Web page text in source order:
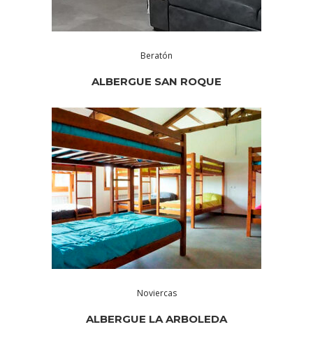
Beratón
ALBERGUE SAN ROQUE
Noviercas
ALBERGUE LA ARBOLEDA